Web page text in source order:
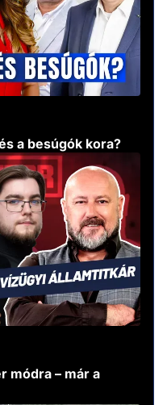
a besúgók kora?
módra – már a